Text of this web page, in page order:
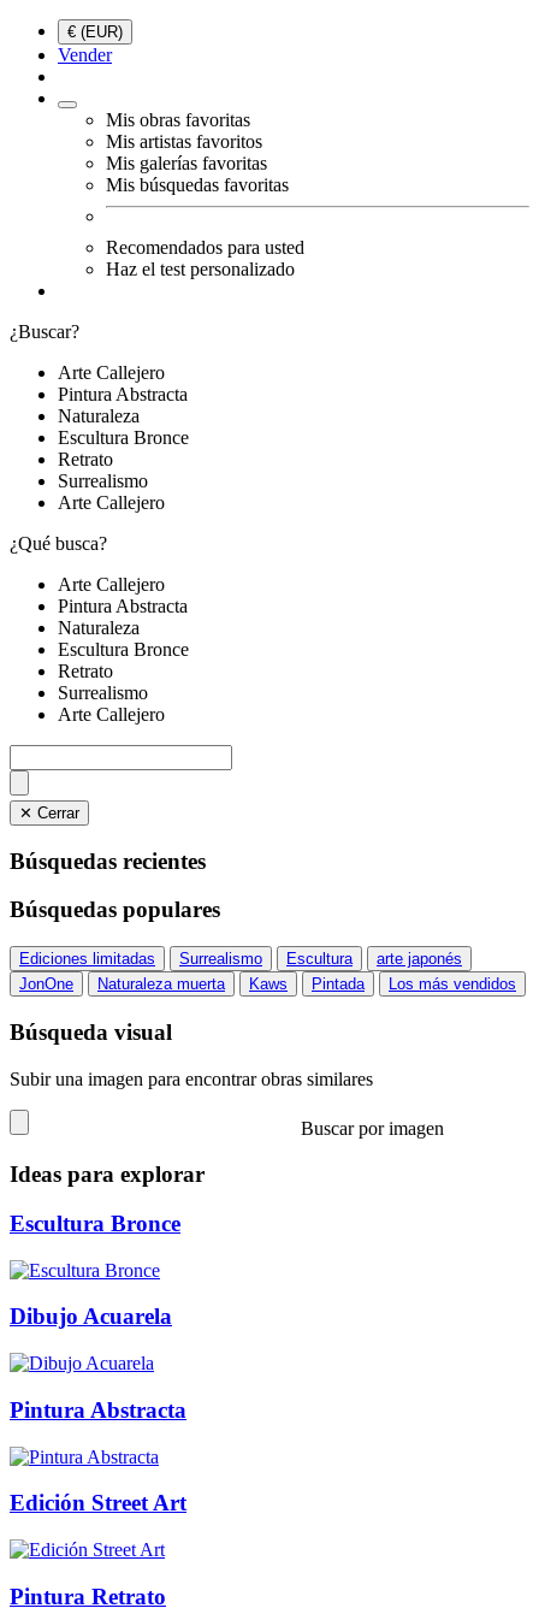
€ (EUR)
Vender
Mis obras favoritas
Mis artistas favoritos
Mis galerías favoritas
Mis búsquedas favoritas
Recomendados para usted
Haz el test personalizado
¿Buscar?
Arte Callejero
Pintura Abstracta
Naturaleza
Escultura Bronce
Retrato
Surrealismo
Arte Callejero
¿Qué busca?
Arte Callejero
Pintura Abstracta
Naturaleza
Escultura Bronce
Retrato
Surrealismo
Arte Callejero
✕ Cerrar
Búsquedas recientes
Búsquedas populares
Ediciones limitadas Surrealismo Escultura
arte japonés
JonOne
Naturaleza muerta Kaws Pintada Los más vendidos
Búsqueda visual
Subir una imagen para encontrar obras similares
Buscar por imagen
Ideas para explorar
Escultura Bronce
Dibujo Acuarela
Pintura Abstracta
Edición Street Art
Pintura Retrato